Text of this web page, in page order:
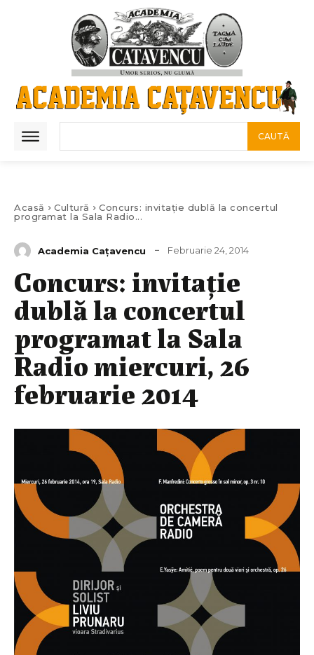
CAUTĂ
Acasă Cultură
Concurs: invitație dublă la concertul
programat la Sala Radio...
Academia Cațavencu Februarie 24, 2014
Concurs: invitație
dublă la concertul
programat la Sala
Radio miercuri, 26
februarie 2014